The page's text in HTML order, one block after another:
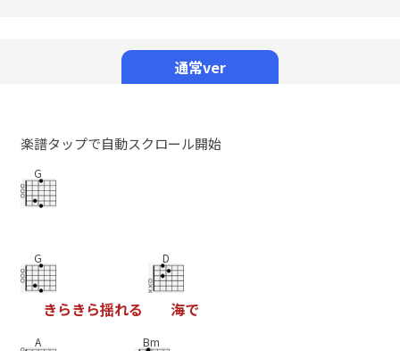
通常ver
楽譜タップで自動スクロール開始
G
G
きらきら揺れる
D
海で
A Bm